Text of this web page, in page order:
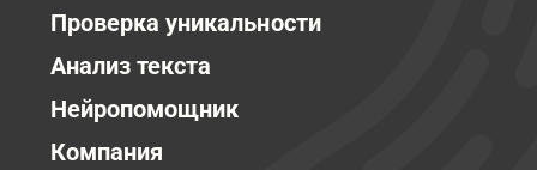
Проверка уникальности
Анализ текста
Нейропомощник
Компания